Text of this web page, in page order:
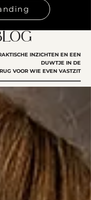
INZICHTEN EN EEN
DUWTJE IN DE
RUG VOOR WIE EVEN VASTZIT